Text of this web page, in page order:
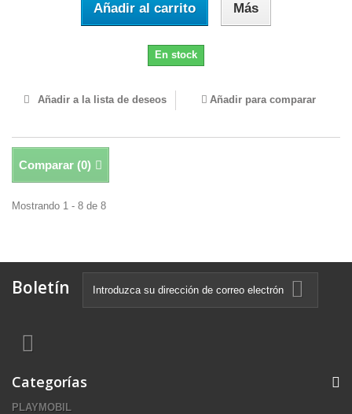
Añadir al carrito Más
En stock
Añadir a la lista de deseos Añadir para comparar
Comparar (0)
Mostrando 1 - 8 de 8
Boletín
Categorías
PLAYMOBIL